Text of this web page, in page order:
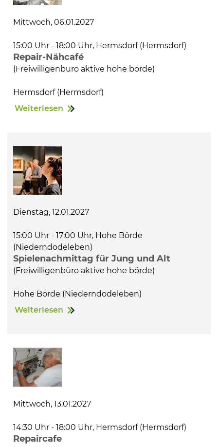
Mittwoch, 06.01.2027
15:00 Uhr - 18:00 Uhr, Hermsdorf (Hermsdorf)
Repair-Nähcafé
(Freiwilligenbüro aktive hohe börde)
Hermsdorf (Hermsdorf)
Weiterlesen
Dienstag, 12.01.2027
15:00 Uhr - 17:00 Uhr, Hohe Börde
(Niederndodeleben)
Spielenachmittag für Jung und Alt
(Freiwilligenbüro aktive hohe börde)
Hohe Börde (Niederndodeleben)
Weiterlesen
Mittwoch, 13.01.2027
14:30 Uhr - 18:00 Uhr, Hermsdorf (Hermsdorf)
Repaircafe